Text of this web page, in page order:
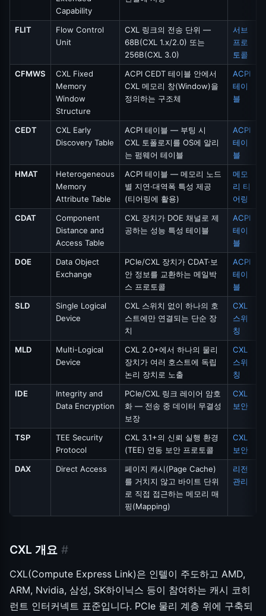
Capability
FLIT
Flow Control
Unit
CXL 링크의 전송 단위 —
68B(CXL 1.x/2.0) 또는
256B(CXL 3.0)
서브
프로
토콜
CFMWS
CXL Fixed
Memory
Window
Structure
ACPI CEDT 테이블 안에서
CXL 메모리 창(Window)을
정의하는 구조체
ACPI
테이
블
CEDT
CXL Early
Discovery Table
ACPI 테이블 — 부팅 시
CXL 토폴로지를 OS에 알리
는 펌웨어 테이블
ACPI
테이
블
HMAT
Heterogeneous
Memory
Attribute Table
ACPI 테이블 — 메모리 노드
별 지연·대역폭 특성 제공
(티어링에 활용)
메모
리 티
어링
CDAT
Component
Distance and
Access Table
CXL 장치가 DOE 채널로 제
공하는 성능 특성 테이블
ACPI
테이
블
DOE
Data Object
Exchange
PCIe/CXL 장치가 CDAT·보
안 정보를 교환하는 메일박
스 프로토콜
ACPI
테이
블
SLD
Single Logical
Device
CXL 스위치 없이 하나의 호
스트에만 연결되는 단순 장
치
CXL
스위
칭
MLD
Multi-Logical
Device
CXL 2.0+에서 하나의 물리
장치가 여러 호스트에 독립
논리 장치로 노출
CXL
스위
칭
IDE
Integrity and
Data Encryption
PCIe/CXL 링크 레이어 암호
화 — 전송 중 데이터 무결성
보장
CXL
보안
TSP
TEE Security
Protocol
CXL 3.1+의 신뢰 실행 환경
(TEE) 연동 보안 프로토콜
CXL
보안
DAX
Direct Access
페이지 캐시(Page Cache)
를 거치지 않고 바이트 단위
로 직접 접근하는 메모리 매
핑(Mapping)
리전
관리
CXL 개요 #
CXL(Compute Express Link)은 인텔이 주도하고 AMD,
ARM, Nvidia, 삼성, SK하이닉스 등이 참여하는 캐시 코히
런트 인터커넥트 표준입니다. PCIe 물리 계층 위에 구축되